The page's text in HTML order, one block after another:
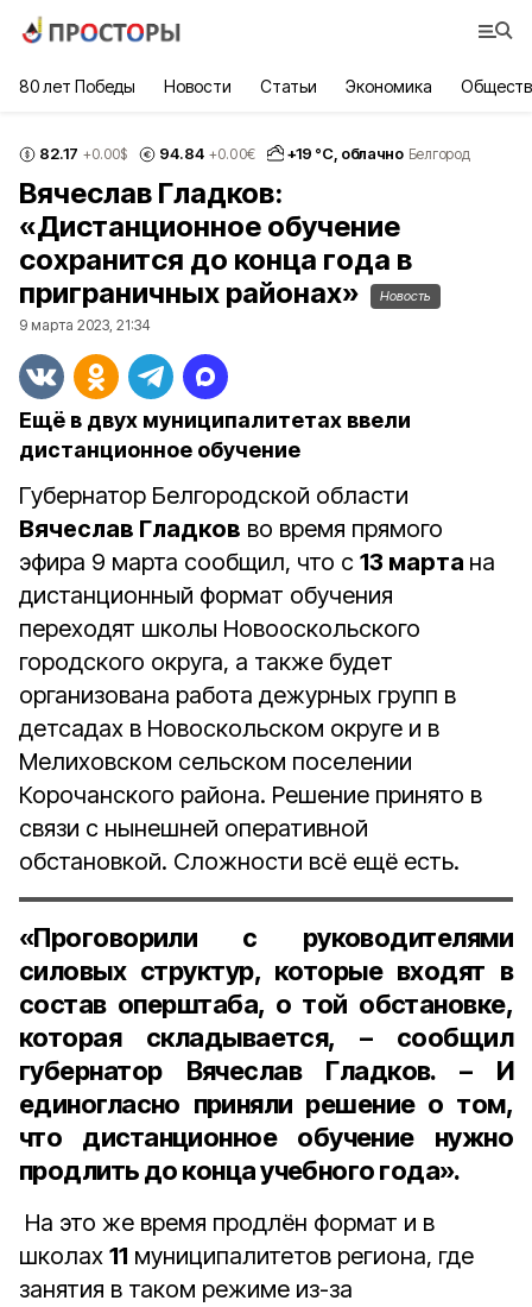
80 лет Победы Новости Статьи Экономика
82.17 +0.00$ 94.84 +0.00€ +19 °С, облачно Белгород
Вячеслав Гладков:
«Дистанционное обучение
сохранится до конца года в
приграничных районах»
Новость
9 марта 2023, 21:34
Ещё в двух муниципалитетах ввели
дистанционное обучение
Губернатор Белгородской области
Вячеслав Гладков во время прямого
эфира 9 марта сообщил, что с 13 марта на
дистанционный формат обучения
переходят школы Новооскольского
городского округа, а также будет
организована работа дежурных групп в
детсадах в Новоскольском округе и в
Мелиховском сельском поселении
Корочанского района. Решение принято в
связи с нынешней оперативной
обстановкой. Сложности всё ещё есть.
«Проговорили с руководителями
силовых структур, которые входят в
состав оперштаба, о той обстановке,
которая складывается, – сообщил
губернатор Вячеслав Гладков. – И
единогласно приняли решение о том,
что дистанционное обучение нужно
продлить до конца учебного года».
На это же время продлён формат и в
школах 11 муниципалитетов региона, где
занятия в таком режиме из-за